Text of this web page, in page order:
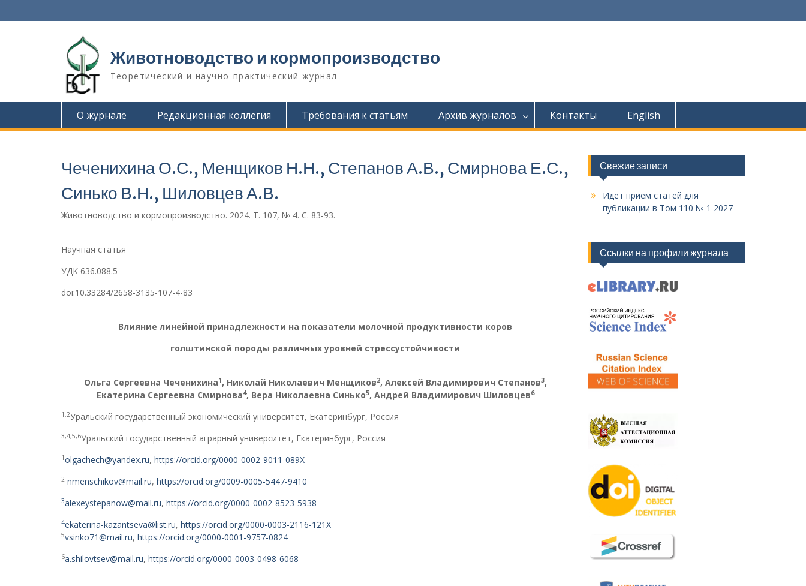
е
д
Животноводство и кормопроизводство
Теоретический и научно-практический журнал
О журнале Редакционная коллегия Требования к статьям Архив журналов Контакты English
Чеченихина О.С., Менщиков Н.Н., Степанов А.В., Смирнова Е.С.,
Синько В.Н., Шиловцев А.В.
Животноводство и кормопроизводство. 2024. Т. 107, № 4. С. 83-93.
Научная статья
УДК 636.088.5
doi:10.33284/2658-3135-107-4-83
Влияние линейной принадлежности на показатели молочной продуктивности коров
голштинской породы различных уровней стрессустойчивости
Ольга Сергеевна Чеченихина1, Николай Николаевич Менщиков2, Алексей Владимирович Степанов3,
Екатерина Сергеевна Смирнова4, Вера Николаевна Синько5, Андрей Владимирович Шиловцев6
1,2Уральский государственный экономический университет, Екатеринбург, Россия
3,4,5,6Уральский государственный аграрный университет, Екатеринбург, Россия
1olgachech@yandex.ru, https://orcid.org/0000-0002-9011-089X
2 nmenschikov@mail.ru, https://orcid.org/0009-0005-5447-9410
3alexeystepanow@mail.ru, https://orcid.org/0000-0002-8523-5938
4ekaterina-kazantseva@list.ru, https://orcid.org/0000-0003-2116-121X
5vsinko71@mail.ru, https://orcid.org/0000-0001-9757-0824
6a.shilovtsev@mail.ru, https://orcid.org/0000-0003-0498-6068
Свежие записи
Идет приём статей для
публикации в Том 110 № 1 2027
Ссылки на профили журнала